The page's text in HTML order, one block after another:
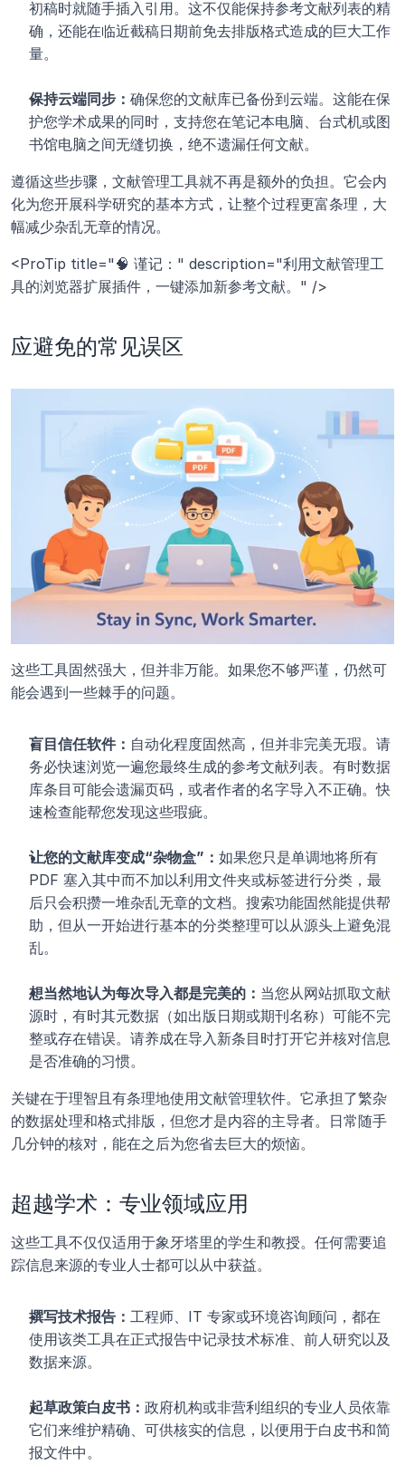
初稿时就随手插入引用。这不仅能保持参考文献列表的精
确，还能在临近截稿日期前免去排版格式造成的巨大工作
量。
保持云端同步： 确保您的文献库已备份到云端。这能在保
护您学术成果的同时，支持您在笔记本电脑、台式机或图
书馆电脑之间无缝切换，绝不遗漏任何文献。
遵循这些步骤，文献管理工具就不再是额外的负担。它会内
化为您开展科学研究的基本方式，让整个过程更富条理，大
幅减少杂乱无章的情况。
<ProTip title="🧠 谨记：" description="利用文献管理工
具的浏览器扩展插件，一键添加新参考文献。" />
应避免的常见误区
这些工具固然强大，但并非万能。如果您不够严谨，仍然可
能会遇到一些棘手的问题。
盲目信任软件： 自动化程度固然高，但并非完美无瑕。请
务必快速浏览一遍您最终生成的参考文献列表。有时数据
库条目可能会遗漏页码，或者作者的名字导入不正确。快
速检查能帮您发现这些瑕疵。
让您的文献库变成“杂物盒”： 如果您只是单调地将所有
PDF 塞入其中而不加以利用文件夹或标签进行分类，最
后只会积攒一堆杂乱无章的文档。搜索功能固然能提供帮
助，但从一开始进行基本的分类整理可以从源头上避免混
乱。
想当然地认为每次导入都是完美的： 当您从网站抓取文献
源时，有时其元数据（如出版日期或期刊名称）可能不完
整或存在错误。请养成在导入新条目时打开它并核对信息
是否准确的习惯。
关键在于理智且有条理地使用文献管理软件。它承担了繁杂
的数据处理和格式排版，但您才是内容的主导者。日常随手
几分钟的核对，能在之后为您省去巨大的烦恼。
超越学术：专业领域应用
这些工具不仅仅适用于象牙塔里的学生和教授。任何需要追
踪信息来源的专业人士都可以从中获益。
撰写技术报告： 工程师、IT 专家或环境咨询顾问，都在
使用该类工具在正式报告中记录技术标准、前人研究以及
数据来源。
起草政策白皮书： 政府机构或非营利组织的专业人员依靠
它们来维护精确、可供核实的信息，以便用于白皮书和简
报文件中。